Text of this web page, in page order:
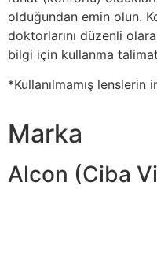
olduğundan emin olun.
doktorlarını düzenli
bilgi için kullanma
*Kullanılmamış lenslerin
Marka
Alcon (Ciba